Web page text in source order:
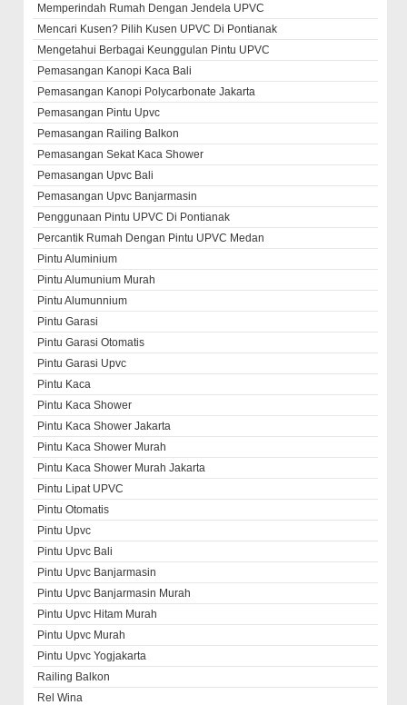
Memperindah Rumah Dengan Jendela UPVC
Mencari Kusen? Pilih Kusen UPVC Di Pontianak
Mengetahui Berbagai Keunggulan Pintu UPVC
Pemasangan Kanopi Kaca Bali
Pemasangan Kanopi Polycarbonate Jakarta
Pemasangan Pintu Upvc
Pemasangan Railing Balkon
Pemasangan Sekat Kaca Shower
Pemasangan Upvc Bali
Pemasangan Upvc Banjarmasin
Penggunaan Pintu UPVC Di Pontianak
Percantik Rumah Dengan Pintu UPVC Medan
Pintu Aluminium
Pintu Alumunium Murah
Pintu Alumunnium
Pintu Garasi
Pintu Garasi Otomatis
Pintu Garasi Upvc
Pintu Kaca
Pintu Kaca Shower
Pintu Kaca Shower Jakarta
Pintu Kaca Shower Murah
Pintu Kaca Shower Murah Jakarta
Pintu Lipat UPVC
Pintu Otomatis
Pintu Upvc
Pintu Upvc Bali
Pintu Upvc Banjarmasin
Pintu Upvc Banjarmasin Murah
Pintu Upvc Hitam Murah
Pintu Upvc Murah
Pintu Upvc Yogjakarta
Railing Balkon
Rel Wina